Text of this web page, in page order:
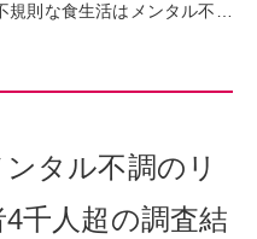
則な食生活はメンタル不調のリスクに 国内労働者4千人超の調査結果
タル不調のリ
千人超の調査結